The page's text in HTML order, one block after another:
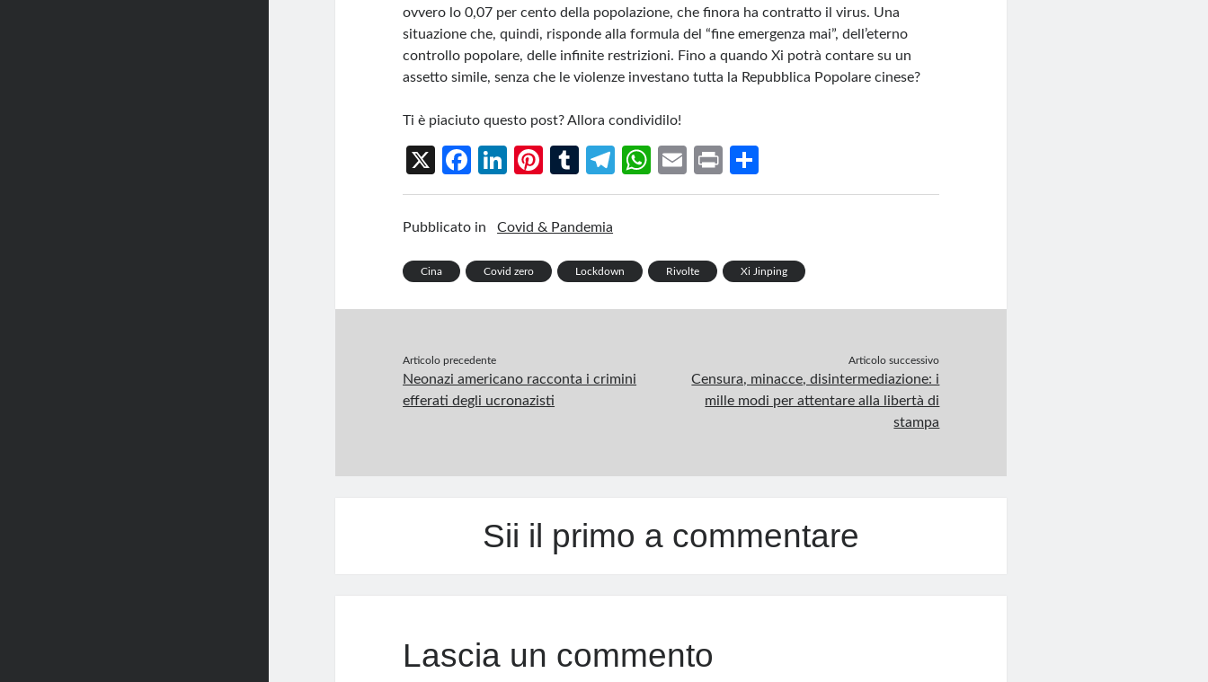
ovvero lo 0,07 per cento della popolazione, che finora ha contratto il virus. Una
situazione che, quindi, risponde alla formula del “fine emergenza mai”, dell’eterno
controllo popolare, delle infinite restrizioni. Fino a quando Xi potrà contare su un
assetto simile, senza che le violenze investano tutta la Repubblica Popolare cinese?
Ti è piaciuto questo post? Allora condividilo!
X
Fa
ce
b
o
k
Li
n
ke
n
Pi
nt
er
t
T
u
m
r
Te
le
m
W
h
A
p
E
m
Pr
in h
Pubblicato in Covid & Pandemia
Cina Covid zero Lockdown Rivolte Xi Jinping
Articolo precedente
Neonazi americano racconta i crimini
efferati degli ucronazisti
Articolo successivo
Censura, minacce, disintermediazione: i
mille modi per attentare alla libertà di
stampa
Sii il primo a commentare
Lascia un commento